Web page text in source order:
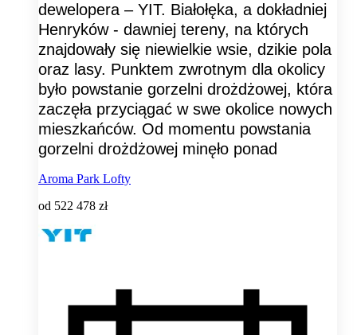
dewelopera – YIT. Białołęka, a dokładniej
Henryków - dawniej tereny, na których
znajdowały się niewielkie wsie, dzikie pola
oraz lasy. Punktem zwrotnym dla okolicy
było powstanie gorzelni drożdżowej, która
zaczęła przyciągać w swe okolice nowych
mieszkańców. Od momentu powstania
gorzelni drożdżowej minęło ponad
Aroma Park Lofty
od 522 478 zł